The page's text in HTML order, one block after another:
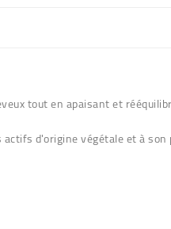
tout en apaisant et
d'origine végétale et à son